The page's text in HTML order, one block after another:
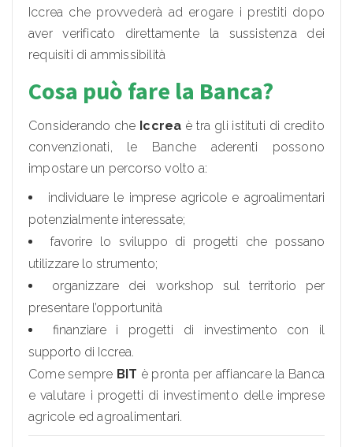
Iccrea che provvederà ad erogare i prestiti dopo
aver verificato direttamente la sussistenza dei
requisiti di ammissibilità
Cosa può fare la Banca?
Considerando che Iccrea è tra gli istituti di credito
convenzionati, le Banche aderenti possono
impostare un percorso volto a:
individuare le imprese agricole e agroalimentari
potenzialmente interessate;
favorire lo sviluppo di progetti che possano
utilizzare lo strumento;
organizzare dei workshop sul territorio per
presentare l’opportunità
finanziare i progetti di investimento con il
supporto di Iccrea.
Come sempre BIT è pronta per affiancare la Banca
e valutare i progetti di investimento delle imprese
agricole ed agroalimentari.